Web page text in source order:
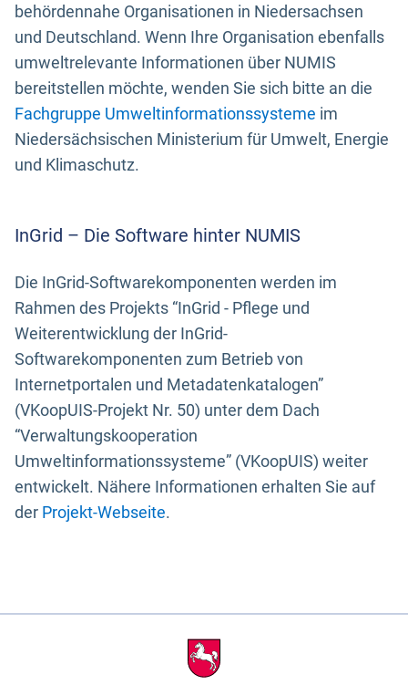
behördennahe Organisationen in Niedersachsen
und Deutschland. Wenn Ihre Organisation ebenfalls
umweltrelevante Informationen über NUMIS
bereitstellen möchte, wenden Sie sich bitte an die
Fachgruppe Umweltinformationssysteme im
Niedersächsischen Ministerium für Umwelt, Energie
und Klimaschutz.
InGrid – Die Software hinter NUMIS
Die InGrid-Softwarekomponenten werden im
Rahmen des Projekts “InGrid - Pflege und
Weiterentwicklung der InGrid-
Softwarekomponenten zum Betrieb von
Internetportalen und Metadatenkatalogen”
(VKoopUIS-Projekt Nr. 50) unter dem Dach
“Verwaltungskooperation
Umweltinformationssysteme” (VKoopUIS) weiter
entwickelt. Nähere Informationen erhalten Sie auf
der Projekt-Webseite.